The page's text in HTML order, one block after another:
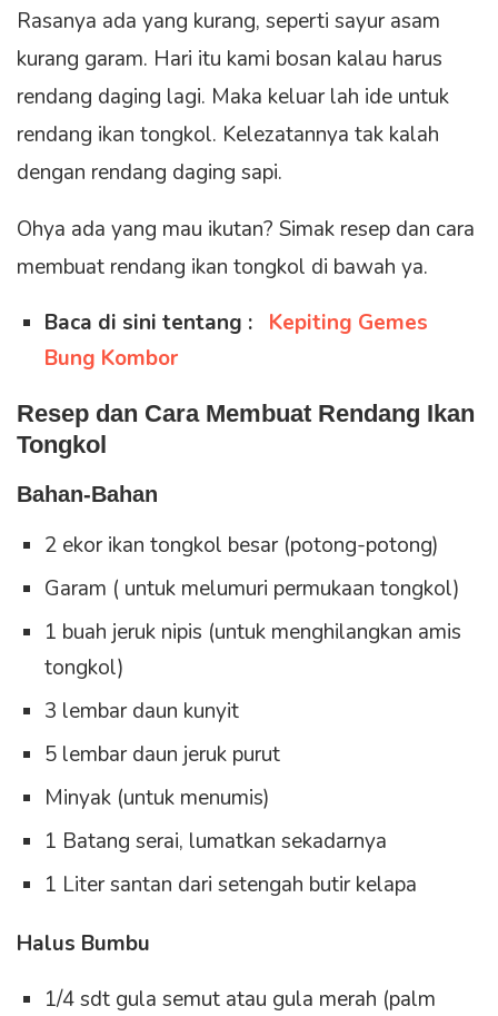
Rasanya ada yang kurang, seperti sayur asam
kurang garam. Hari itu kami bosan kalau harus
rendang daging lagi. Maka keluar lah ide untuk
rendang ikan tongkol. Kelezatannya tak kalah
dengan rendang daging sapi.
Ohya ada yang mau ikutan? Simak resep dan cara
membuat rendang ikan tongkol di bawah ya.
Baca di sini tentang : Kepiting Gemes
Bung Kombor
Resep dan Cara Membuat Rendang Ikan
Tongkol
Bahan-Bahan
2 ekor ikan tongkol besar (potong-potong)
Garam ( untuk melumuri permukaan tongkol)
1 buah jeruk nipis (untuk menghilangkan amis
tongkol)
3 lembar daun kunyit
5 lembar daun jeruk purut
Minyak (untuk menumis)
1 Batang serai, lumatkan sekadarnya
1 Liter santan dari setengah butir kelapa
Halus Bumbu
1/4 sdt gula semut atau gula merah (palm